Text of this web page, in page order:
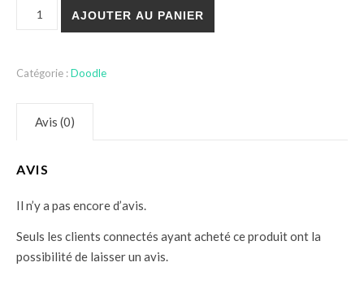
AJOUTER AU PANIER
Catégorie :Doodle
Avis (0)
AVIS
Il n’y a pas encore d’avis.
Seuls les clients connectés ayant acheté ce produit ont la
possibilité de laisser un avis.